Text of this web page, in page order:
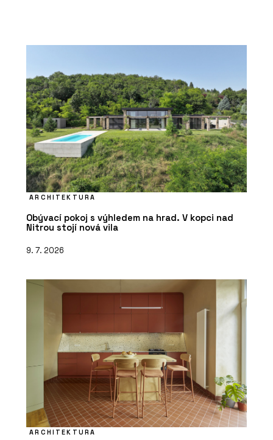
ARCHITEKTURA
Obývací pokoj s výhledem na hrad. V kopci nad
Nitrou stojí nová vila
9. 7. 2026
ARCHITEKTURA